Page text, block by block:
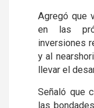
Agregó que
en las
inversiones
y al
llevar el
Señaló que
las